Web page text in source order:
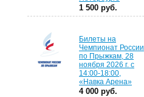
1 500 руб.
Билеты на
Чемпионат России
по Прыжкам, 28
ноября 2026 г. с
14:00-18:00,
«Навка Арена»
4 000 руб.